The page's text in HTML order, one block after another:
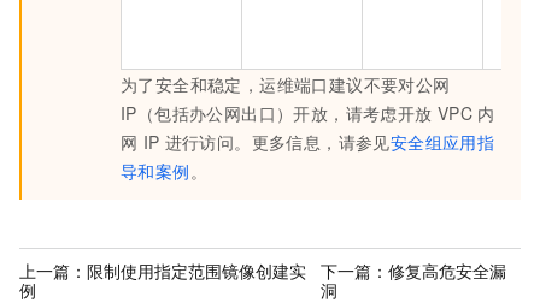
为了安全和稳定，运维端口建议不要对公网
IP（包括办公网出口）开放，请考虑开放 VPC 内
网 IP 进行访问。更多信息，请参见安全组应用指
导和案例。
上一篇： 限制使用指定范围镜像创建实
例
下一篇： 修复高危安全漏
洞